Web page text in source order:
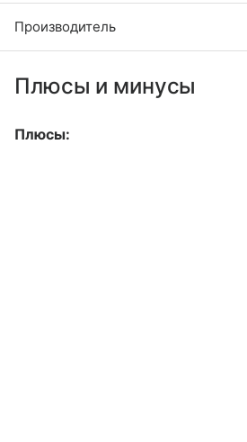
Производитель
Плюсы и минусы
Плюсы: